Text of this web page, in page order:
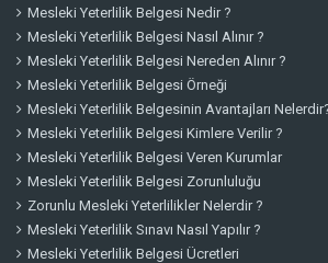
Mesleki Yeterlilik Belgesi Nedir ?
Mesleki Yeterlilik Belgesi Nasıl Alınır ?
Mesleki Yeterlilik Belgesi Nereden Alınır ?
Mesleki Yeterlilik Belgesi Örneği
Mesleki Yeterlilik Belgesinin Avantajları
Mesleki Yeterlilik Belgesi Kimlere Verilir ?
Mesleki Yeterlilik Belgesi Veren Kurumlar
Mesleki Yeterlilik Belgesi Zorunluluğu
Zorunlu Mesleki Yeterlilikler Nelerdir ?
Mesleki Yeterlilik Sınavı Nasıl Yapılır ?
Mesleki Yeterlilik Belgesi Ücretleri